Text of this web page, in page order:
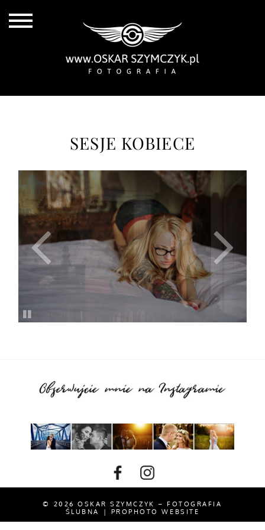
SESJE KOBIECE
© 2026 OSKAR SZYMCZYK – FOTOGRAFIA
ŚLUBNA
| PROPHOTO WEBSITE